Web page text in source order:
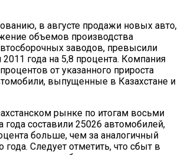
в августе продажи новых авто,
объемов производства
заводов, превысили
года на 5,8 процента. Компания
от указанного прироста
выпущенные в Казахстане и
рынке по итогам восьми
года составили 25026 автомобилей,
больше, чем за аналогичный
Следует отметить, что сбыт в